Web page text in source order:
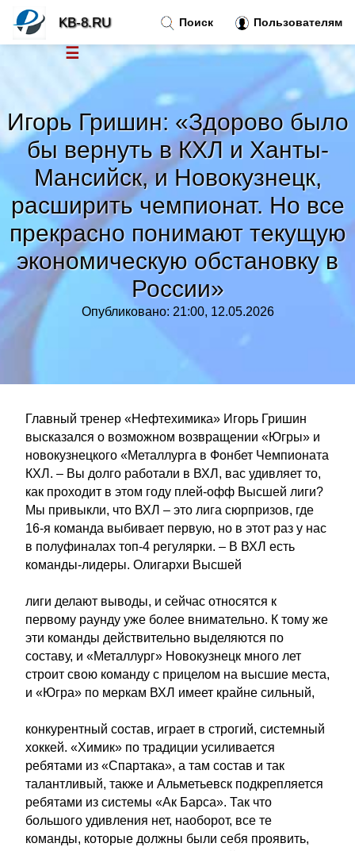
Игорь Гришин: «Здорово было
бы вернуть в КХЛ и Ханты-
Мансийск, и Новокузнецк,
расширить чемпионат. Но все
прекрасно понимают текущую
экономическую обстановку в
России»
Опубликовано: 21:00, 12.05.2026
Главный тренер «Нефтехимика» Игорь Гришин
высказался о возможном возвращении «Югры» и
новокузнецкого «Металлурга в Фонбет Чемпионата
КХЛ. – Вы долго работали в ВХЛ, вас удивляет то,
как проходит в этом году плей-офф Высшей лиги?
Мы привыкли, что ВХЛ – это лига сюрпризов, где
16-я команда выбивает первую, но в этот раз у нас
в полуфиналах топ-4 регулярки. – В ВХЛ есть
команды-лидеры. Олигархи Высшей
лиги делают выводы, и сейчас относятся к
первому раунду уже более внимательно. К тому же
эти команды действительно выделяются по
составу, и «Металлург» Новокузнецк много лет
строит свою команду с прицелом на высшие места,
и «Югра» по меркам ВХЛ имеет крайне сильный,
конкурентный состав, играет в строгий, системный
хоккей. «Химик» по традиции усиливается
ребятами из «Спартака», а там состав и так
талантливый, также и Альметьевск подкрепляется
ребятами из системы «Ак Барса». Так что
большого удивления нет, наоборот, все те
команды, которые должны были себя проявить,
Поиск Пользователям
KB-8.RU
☰
Тренды новостей »
Рубрики»
Контакт